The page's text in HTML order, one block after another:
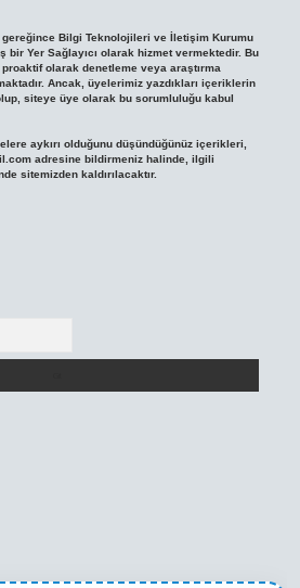
gereğince Bilgi Teknolojileri ve İletişim Kurumu
bir Yer Sağlayıcı olarak hizmet vermektedir. Bu
olarak denetleme veya araştırma
Ancak, üyelerimiz yazdıkları içeriklerin
siteye üye olarak bu sorumluluğu kabul
aykırı olduğunu düşündüğünüz içerikleri,
adresine bildirmeniz halinde, ilgili
sitemizden kaldırılacaktır.